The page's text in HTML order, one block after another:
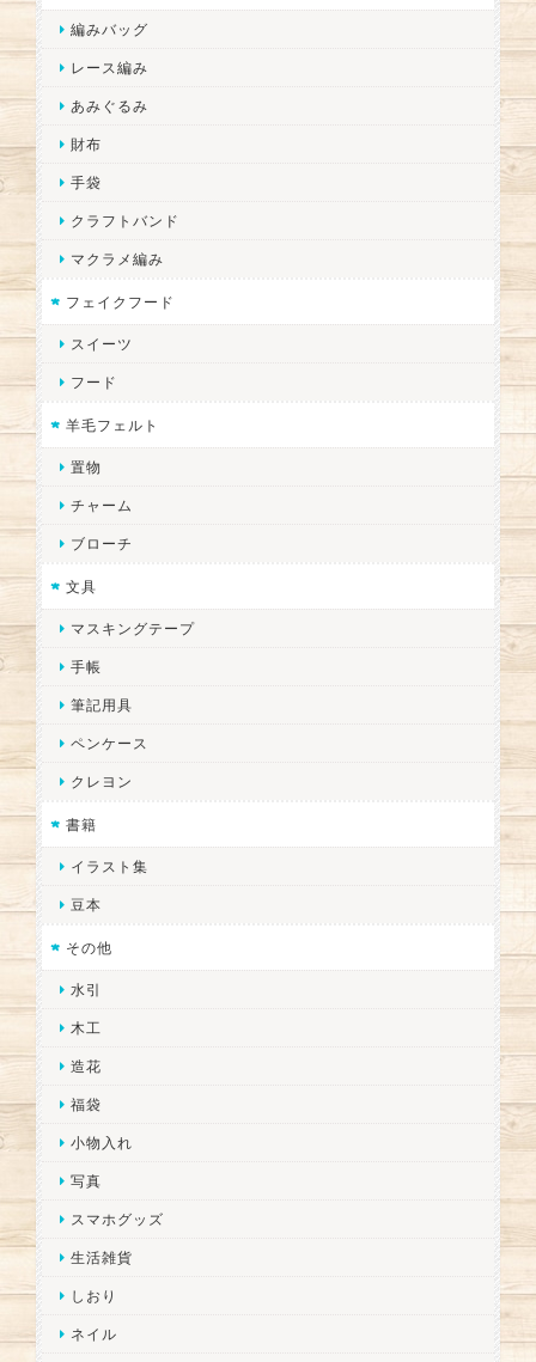
編みバッグ
レース編み
あみぐるみ
財布
手袋
クラフトバンド
マクラメ編み
フェイクフード
スイーツ
フード
羊毛フェルト
置物
チャーム
ブローチ
文具
マスキングテープ
手帳
筆記用具
ペンケース
クレヨン
書籍
イラスト集
豆本
その他
水引
木工
造花
福袋
小物入れ
写真
スマホグッズ
生活雑貨
しおり
ネイル